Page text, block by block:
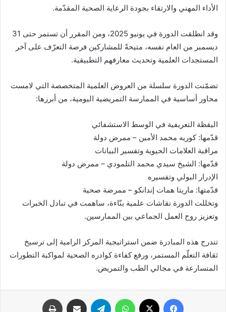
الأداء المهني والارتقاء بجودة الرعاية الصحية المقدّمة.
وقد انطلقت الدورة في يونيو 2025، ومن المقرر أن تستمر حتى 31
ديسمبر من العام نفسه، متيحةً للمشاركين فرصة التعرّف على آخر
المستجدات العلمية وتحديث معارفهم التطبيقية.
تضمّنت الدورة سلسلة من العروض العلمية المتخصصة التي لامست
محاور أساسية في الممارسة التمريضية اليومية، من أبرزها:
اليقظة التعريفية في الوسط الاستشفائي
قدّمها: كوريه محمد الأمين – ممرض دولة
مراقبة العلامات الحيوية وتفسير البيانات
قدّمها: الشيخ سيدي محمد التلمودي – ممرض دولة
الإدرار البولي وتفسيره
قدّمتها: ماريتا همات إندانكو – ممرضة صحية
وتخللت الدورة نقاشات علمية بنّاءة، ساهمت في تبادل الخبرات
وتعزيز روح العمل الجماعي بين الممارسين.
تندرج هذه المبادرة ضمن استراتيجية المركز الرامية إلى ترسيخ
ثقافة التعلّم المستمر، ورفع كفاءة كوادره الصحية لمواكبة التطورات
المتسارعة في مجالي الطب والتمريض.
فيسبوك واتساب تيلقرام مشاركة عبر البريد